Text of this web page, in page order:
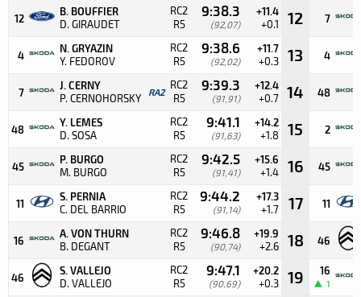
12
B. BOUFFIER
D. GIRAUDET
RC2
R5
9:38.3
(92,07)
+11.4
+0.1 12 7
4
N. GRYAZIN
Y. FEDOROV
RC2
R5
9:38.6
(92,02)
+11.7
+0.3 13 4
7
J. CERNY
P. CERNOHORSKY RA2
RC2
R5
9:39.3
(91,91)
+12.4
+0.7 14 48
48
Y. LEMES
D. SOSA
RC2
R5
9:41.1
(91,63)
+14.2
+1.8 15 2
45
P. BURGO
M. BURGO
RC2
R5
9:42.5
(91,41)
+15.6
+1.4 16 45
11
S. PERNIA
C. DEL BARRIO
RC2
R5
9:44.2
(91,14)
+17.3
+1.7 17 11
16
A. VON THURN
B. DEGANT
RC2
R5
9:46.8
(90,74)
+19.9
+2.6 18 46
46
S. VALLEJO
D. VALLEJO
RC2
R5
9:47.1
(90,69)
+20.2
+0.3 19 16
1